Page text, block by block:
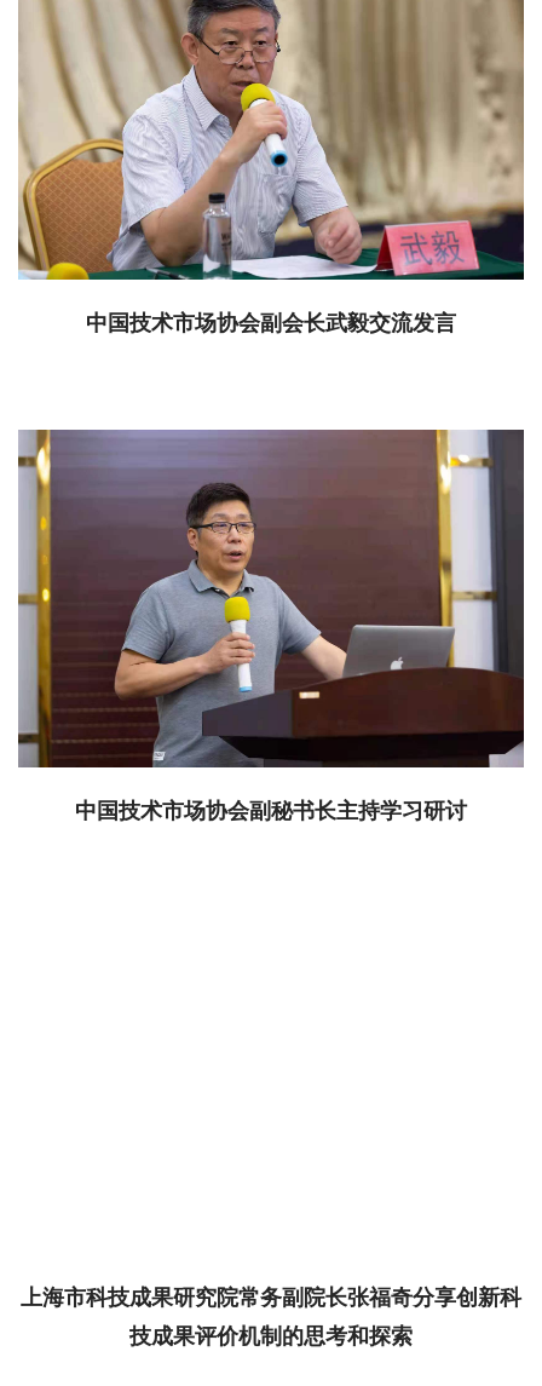
中国技术市场协会副会长武毅交流发言
中国技术市场协会副秘书长主持学习研讨
上海市科技成果研究院常务副院长张福奇分享创新科
技成果评价机制的思考和探索